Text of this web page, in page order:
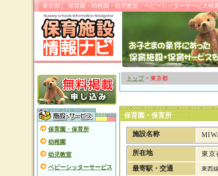
東京都 | 保育園・幼稚園・幼児教室・ベビーシッターサービス検
保育園・保育所
幼稚園
幼児教室
ベビーシッターサービス
トップ> 東京都
保育園・保育所
施設名称
所在地
東京
最寄駅・交通
東西